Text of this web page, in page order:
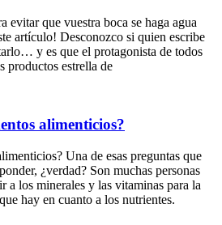
evitar que vuestra boca se haga agua
artículo! Desconozco si quien escribe
y es que el protagonista de todos
productos estrella de
alimenticios?
Una de esas preguntas que
¿verdad? Son muchas personas
a los minerales y las vitaminas para la
hay en cuanto a los nutrientes.